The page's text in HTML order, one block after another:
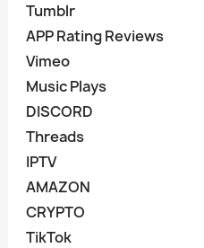
Tumblr
APP Rating Reviews
Vimeo
Music Plays
DISCORD
Threads
IPTV
AMAZON
CRYPTO
TikTok